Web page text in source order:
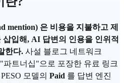
mention) 은 비용을 지불하고 제
입해, AI 답변의 인용을 인위적
한다. 사설 블로그 네트워크
파트너십"으로 포장한 유료 링크
모델의 Paid 를 답변 엔진